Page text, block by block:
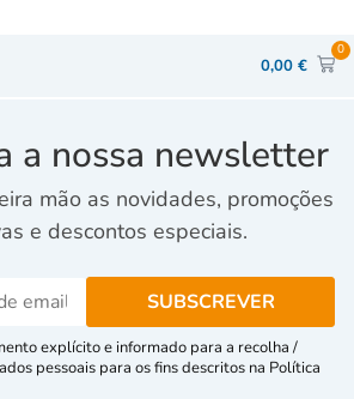
0,00 €
0
a nossa newsletter
mão as novidades, promoções
e descontos especiais.
explícito e informado para a recolha /
pessoais para os fins descritos na Política